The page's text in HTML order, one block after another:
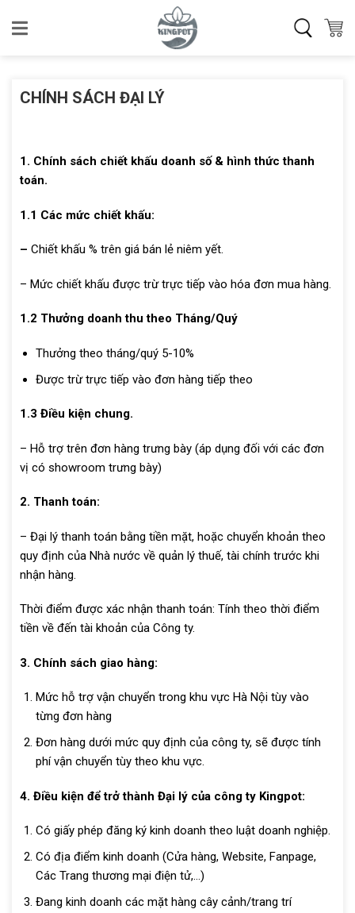
CHÍNH SÁCH ĐẠI LÝ
1. Chính sách chiết khấu doanh số & hình thức thanh
toán.
1.1 Các mức chiết khấu:
– Chiết khấu % trên giá bán lẻ niêm yết.
– Mức chiết khấu được trừ trực tiếp vào hóa đơn mua hàng.
1.2 Thưởng doanh thu theo Tháng/Quý
Thưởng theo tháng/quý 5-10%
Được trừ trực tiếp vào đơn hàng tiếp theo
1.3 Điều kiện chung.
– Hỗ trợ trên đơn hàng trưng bày (áp dụng đối với các đơn
vị có showroom trưng bày)
2. Thanh toán:
– Đại lý thanh toán bằng tiền mặt, hoặc chuyển khoản theo
quy định của Nhà nước về quản lý thuế, tài chính trước khi
nhận hàng.
Thời điểm được xác nhận thanh toán: Tính theo thời điểm
tiền về đến tài khoản của Công ty.
3. Chính sách giao hàng:
Mức hỗ trợ vận chuyển trong khu vực Hà Nội tùy vào
từng đơn hàng
Đơn hàng dưới mức quy định của công ty, sẽ được tính
phí vận chuyển tùy theo khu vực.
4. Điều kiện để trở thành Đại lý của công ty Kingpot:
Có giấy phép đăng ký kinh doanh theo luật doanh nghiệp.
Có địa điểm kinh doanh (Cửa hàng, Website, Fanpage,
Các Trang thương mại điện tử,…)
Đang kinh doanh các mặt hàng cây cảnh/trang trí